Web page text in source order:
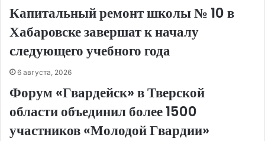
Капитальный ремонт школы № 10 в
Хабаровске завершат к началу
следующего учебного года
6 августа, 2026
Форум «Гвардейск» в Тверской
области объединил более 1500
участников «Молодой Гвардии»